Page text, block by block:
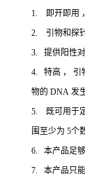
1. 即开即用
2. 引物和探针
3. 提供阳性对
4. 特高 ， 引
物的 DNA 发
5. 既可用于
围至少为 5个
6. 本产品足够
7. 本产品只能